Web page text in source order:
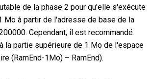
de la phase 2 pour qu'elle s'exécute
Mo à partir de l'adresse de base de la
Cependant, il est recommandé
la partie supérieure de 1 Mo de l'espace
(RamEnd-1Mo) – RamEnd).